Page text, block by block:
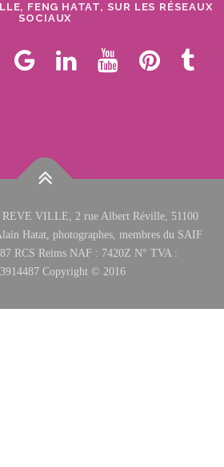
FENG HATAT, SUR LES RÉSEAUX
SOCIAUX
REVE VILLE, 2 rue Albert Réville, 51100
Hatat, photographes, membres du SAIF
RCS Reims NAF : 7420Z N° TVA :
Copyright © 2016